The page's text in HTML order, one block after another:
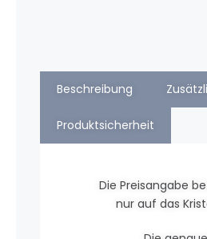
Beschreibung
Produktsicherheit
Die Preisangabe
nur auf das